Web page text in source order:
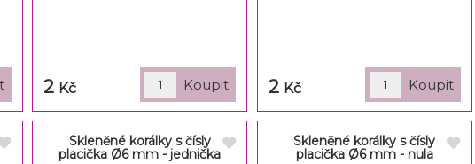
2 Kč 2 Kč
Skleněné korálky s čísly
placička Ø6 mm - jednička
Skleněné korálky s čísly
placička Ø6 mm - nula